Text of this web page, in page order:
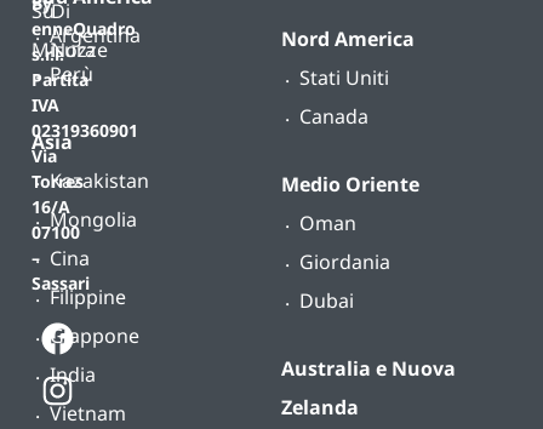
enneQuadro
s.r.l.
Partita
IVA
02319360901
Via
Torres
16/A
07100
–
Sassari
Argentina
Perù
Asia
Kazakistan
Mongolia
Cina
Filippine
Giappone
India
Vietnam
Nord America
Stati Uniti
Canada
Medio Oriente
Oman
Giordania
Dubai
Australia e Nuova
Zelanda
Su
Misura
Di
Nozze